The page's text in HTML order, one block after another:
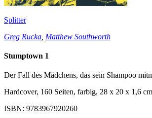
Splitter
Greg Rucka Matthew Southworth
Stumptown 1
Der Fall des Mädchens, das sein Shampoo
Hardcover, 160 Seiten, farbig, 28 x 20 x 1,6 cm
ISBN: 9783967920260